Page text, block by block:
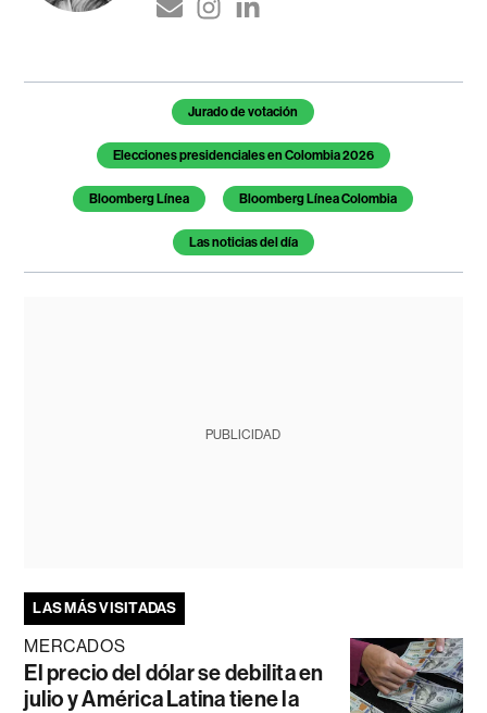
Temas de este artículoJurado de votación
Elecciones presidenciales en Colombia 2026
Bloomberg Línea Bloomberg Línea Colombia
Las noticias del día
PUBLICIDAD
LAS MÁS VISITADAS
MERCADOS
El precio del dólar se debilita en
julio y América Latina tiene la